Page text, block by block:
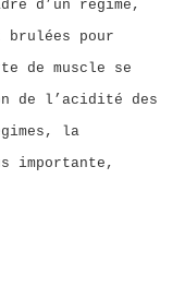
d’un régime,
brulées pour
de muscle se
de l’acidité des
la
importante,